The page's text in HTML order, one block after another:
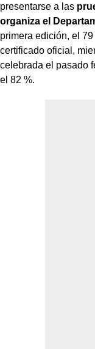
presentarse a las
organiza el
primera edición, el
certificado oficial,
celebrada el pasado
el 82 %.